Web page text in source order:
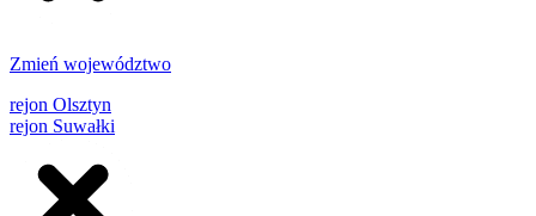
Zmień województwo
rejon Olsztyn
rejon Suwałki